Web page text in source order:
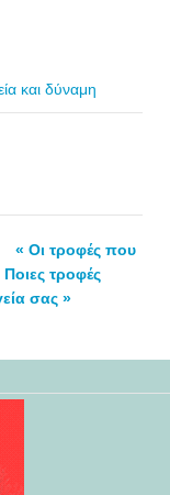
και δύναμη
« Οι τροφές που
Ποιες τροφές
σας »